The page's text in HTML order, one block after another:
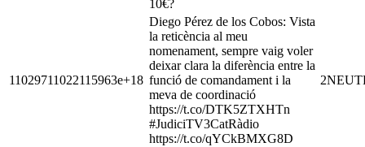
10€?
11029711022115963e+18
Diego Pérez de los Cobos: Vista
la reticència al meu
nomenament, sempre vaig voler
deixar clara la diferència entre la
funció de comandament i la
meva de coordinació
https://t.co/DTK5ZTXHTn
#JudiciTV3CatRàdio
https://t.co/qYCkBMXG8D
2